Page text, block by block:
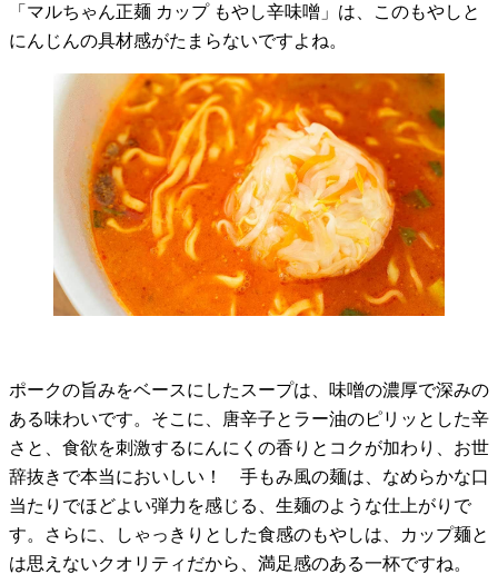
「マルちゃん正麺 カップ もやし辛味噌」は、このもやしと
にんじんの具材感がたまらないですよね。
ポークの旨みをベースにしたスープは、味噌の濃厚で深みの
ある味わいです。そこに、唐辛子とラー油のピリッとした辛
さと、食欲を刺激するにんにくの香りとコクが加わり、お世
辞抜きで本当においしい！ 手もみ風の麺は、なめらかな口
当たりでほどよい弾力を感じる、生麺のような仕上がりで
す。さらに、しゃっきりとした食感のもやしは、カップ麺と
は思えないクオリティだから、満足感のある一杯ですね。